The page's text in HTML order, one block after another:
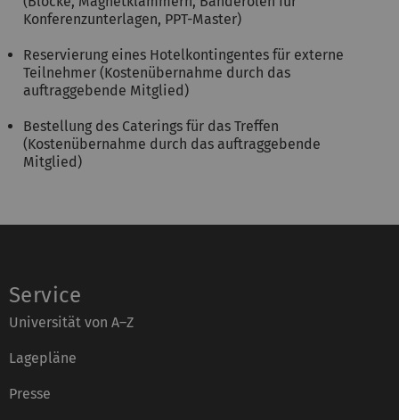
Konferenzunterlagen, PPT-Master)
Reservierung eines Hotelkontingentes für externe
Teilnehmer (Kostenübernahme durch das
auftraggebende Mitglied)
Bestellung des Caterings für das Treffen
(Kostenübernahme durch das auftraggebende
Mitglied)
Service
Universität von A–Z
Lagepläne
Presse